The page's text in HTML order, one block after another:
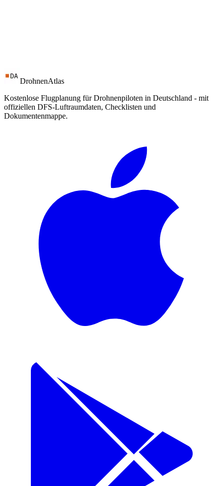
DrohnenAtlas
Kostenlose Flugplanung für Drohnenpiloten in Deutschland - mit
offiziellen DFS-Luftraumdaten, Checklisten und
Dokumentenmappe.